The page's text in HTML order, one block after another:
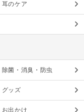
のケア
除菌・消臭・防虫
グッズ
お出かけ